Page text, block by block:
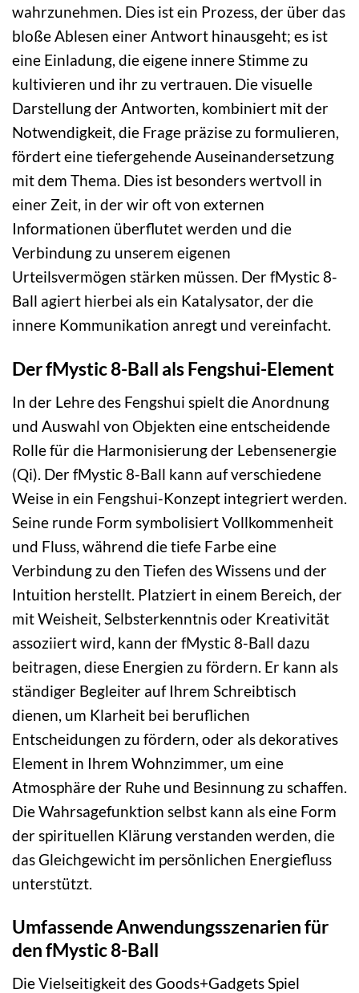
wahrzunehmen. Dies ist ein Prozess, der über das
bloße Ablesen einer Antwort hinausgeht; es ist
eine Einladung, die eigene innere Stimme zu
kultivieren und ihr zu vertrauen. Die visuelle
Darstellung der Antworten, kombiniert mit der
Notwendigkeit, die Frage präzise zu formulieren,
fördert eine tiefergehende Auseinandersetzung
mit dem Thema. Dies ist besonders wertvoll in
einer Zeit, in der wir oft von externen
Informationen überflutet werden und die
Verbindung zu unserem eigenen
Urteilsvermögen stärken müssen. Der fMystic 8-
Ball agiert hierbei als ein Katalysator, der die
innere Kommunikation anregt und vereinfacht.
Der fMystic 8-Ball als Fengshui-Element
In der Lehre des Fengshui spielt die Anordnung
und Auswahl von Objekten eine entscheidende
Rolle für die Harmonisierung der Lebensenergie
(Qi). Der fMystic 8-Ball kann auf verschiedene
Weise in ein Fengshui-Konzept integriert werden.
Seine runde Form symbolisiert Vollkommenheit
und Fluss, während die tiefe Farbe eine
Verbindung zu den Tiefen des Wissens und der
Intuition herstellt. Platziert in einem Bereich, der
mit Weisheit, Selbsterkenntnis oder Kreativität
assoziiert wird, kann der fMystic 8-Ball dazu
beitragen, diese Energien zu fördern. Er kann als
ständiger Begleiter auf Ihrem Schreibtisch
dienen, um Klarheit bei beruflichen
Entscheidungen zu fördern, oder als dekoratives
Element in Ihrem Wohnzimmer, um eine
Atmosphäre der Ruhe und Besinnung zu schaffen.
Die Wahrsagefunktion selbst kann als eine Form
der spirituellen Klärung verstanden werden, die
das Gleichgewicht im persönlichen Energiefluss
unterstützt.
Umfassende Anwendungsszenarien für
den fMystic 8-Ball
Die Vielseitigkeit des Goods+Gadgets Spiel